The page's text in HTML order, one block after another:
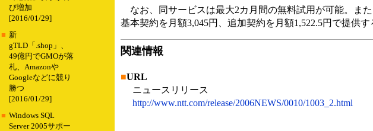
び増加
[2016/01/29]
■ 新
gTLD「.shop」、
49億円でGMOが落
札、Amazonや
Googleなどに競り
勝つ
[2016/01/29]
■ Windows SQL
Server 2005サポー
なお、同サービスは最大2カ月間の無料試用が可能。ま
基本契約を月額3,045円、追加契約を月額1,522.5円で提供す
関連情報
■URL
ニュースリリース
http://www.ntt.com/release/2006NEWS/0010/1003_2.html